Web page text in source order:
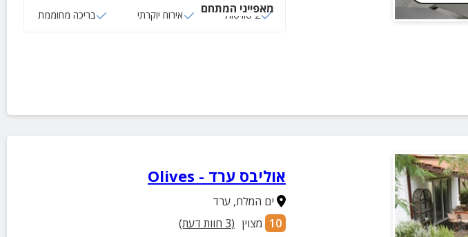
מאפייני המתחם
2 סוויטות אירוח יוקרתי בריכה מחוממת
אוליבס ערד - Olives
ים המלח,ערד
10 מצוין (
3 חוות דעת)